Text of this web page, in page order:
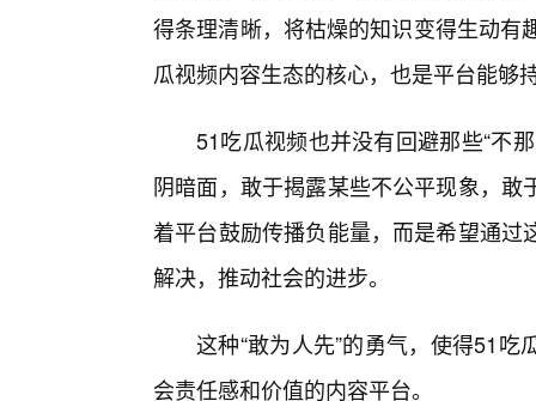
得条理清晰，将枯燥的知识变得生动
瓜视频内容生态的核心，也是平台能够
51吃瓜视频也并没有回避那些“不
阴暗面，敢于揭露某些不公平现象，
着平台鼓励传播负能量，而是希望通
解决，推动社会的进步。
这种“敢为人先”的勇气，使得51
会责任感和价值的内容平台。